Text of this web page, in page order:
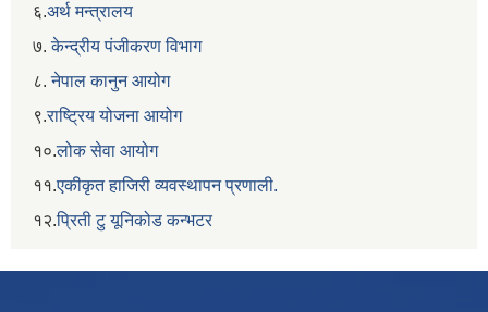
६.अर्थ मन्त्रालय
७.केन्द्रीय पंजीकरण विभाग
८.नेपाल कानुन आयोग
९.राष्ट्रिय योजना आयोग
१०.लोक सेवा आयोग
११.एकीकृत हाजिरी व्यवस्थापन प्रणाली.
१२.प्रिती टु यूनिकोड कन्भटर